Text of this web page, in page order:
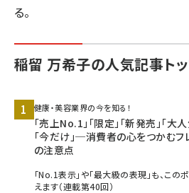
る。
稲留 万希子の人気記事ト
健康・美容業界の今を知る！
「売上No.1」「限定」「新発売」「大人
「今だけ」─消費者の心をつかむフ
の注意点
「No.1表示」や「最大級の表現」も、こ
えます（連載第40回）